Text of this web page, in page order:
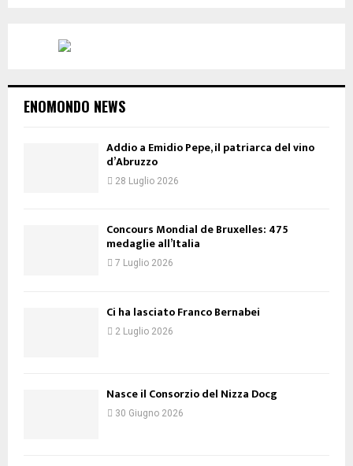
ENOMONDO NEWS
Addio a Emidio Pepe, il patriarca del vino
d’Abruzzo
28 Luglio 2026
Concours Mondial de Bruxelles: 475
medaglie all’Italia
7 Luglio 2026
Ci ha lasciato Franco Bernabei
2 Luglio 2026
Nasce il Consorzio del Nizza Docg
30 Giugno 2026